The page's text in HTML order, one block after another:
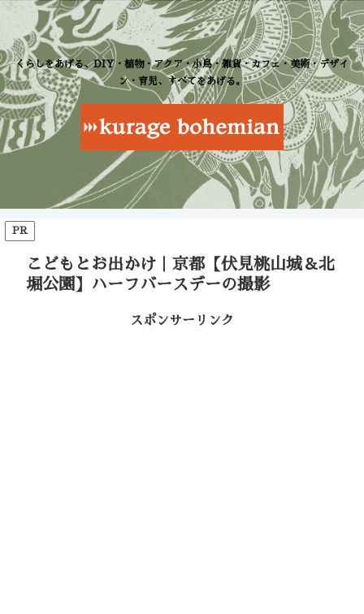
くらしをあげる、DIY・植物・アクア・小鳥・雑貨・カフェ・美術・デザイ
ン・育児、すべてをあげる。
PR
こどもとお出かけ｜京都【伏見桃山城＆北
堀公園】ハーフバースデーの撮影
スポンサーリンク